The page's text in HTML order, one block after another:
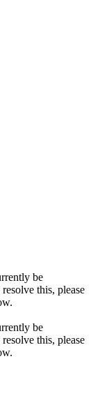
be
this, please
be
this, please